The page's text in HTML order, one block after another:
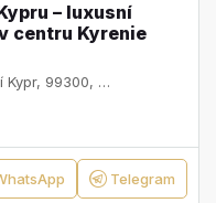
– luxusní
centru Kyrenie
Kyrenie, Turecká republika Severní Kypr, 99300, Kypr
Telegram